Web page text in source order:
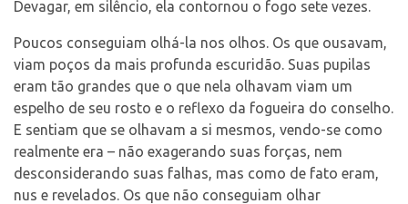
Devagar, em silêncio, ela contornou o fogo sete vezes.
Poucos conseguiam olhá-la nos olhos. Os que ousavam,
viam poços da mais profunda escuridão. Suas pupilas
eram tão grandes que o que nela olhavam viam um
espelho de seu rosto e o reflexo da fogueira do conselho.
E sentiam que se olhavam a si mesmos, vendo-se como
realmente era – não exagerando suas forças, nem
desconsiderando suas falhas, mas como de fato eram,
nus e revelados. Os que não conseguiam olhar